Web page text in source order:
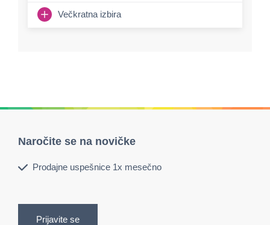
Večkratna izbira
Naročite se na novičke
Prodajne uspešnice 1x mesečno
Prijavite se